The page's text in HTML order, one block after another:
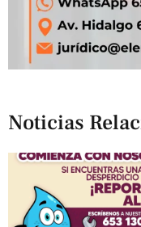
Noticias